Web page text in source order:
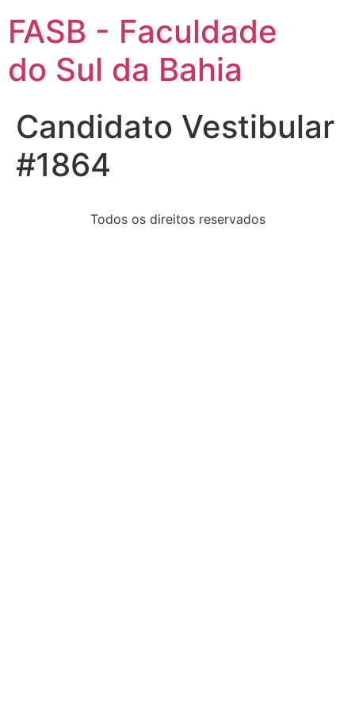
FASB - Faculdade
do Sul da Bahia
Candidato Vestibular
#1864
Todos os direitos reservados